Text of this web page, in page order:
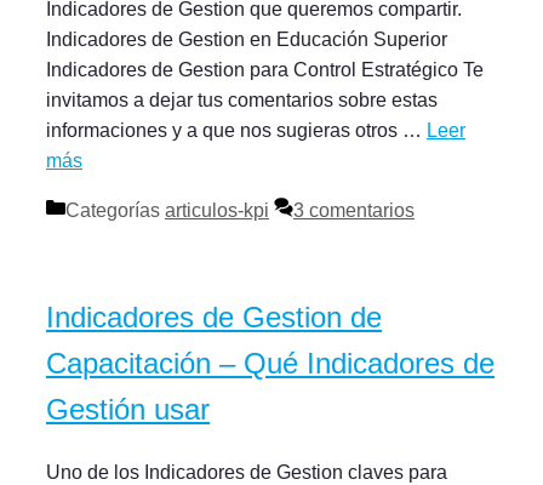
Indicadores de Gestion que queremos compartir.
Indicadores de Gestion en Educación Superior
Indicadores de Gestion para Control Estratégico Te
invitamos a dejar tus comentarios sobre estas
informaciones y a que nos sugieras otros … Leer
más
Categorías articulos-kpi 3 comentarios
Indicadores de Gestion de
Capacitación – Qué Indicadores de
Gestión usar
Uno de los Indicadores de Gestion claves para